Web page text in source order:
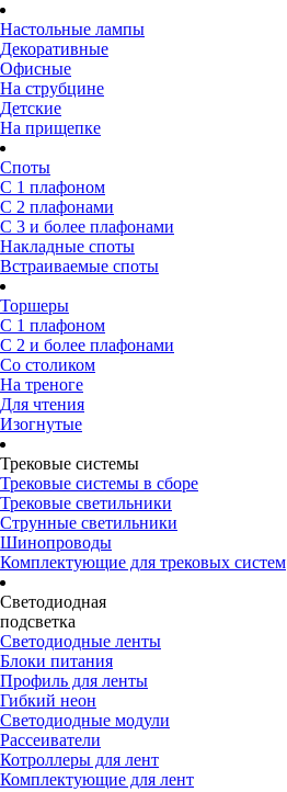
Настольные лампы
Декоративные
Офисные
На струбцине
Детские
На прищепке
Споты
С 1 плафоном
С 2 плафонами
С 3 и более плафонами
Накладные споты
Встраиваемые споты
Торшеры
С 1 плафоном
С 2 и более плафонами
Со столиком
На треноге
Для чтения
Изогнутые
Трековые системы
Трековые системы в сборе
Трековые светильники
Струнные светильники
Шинопроводы
Комплектующие для трековых систем
Светодиодная
подсветка
Светодиодные ленты
Блоки питания
Профиль для ленты
Гибкий неон
Светодиодные модули
Рассеиватели
Котроллеры для лент
Комплектующие для лент